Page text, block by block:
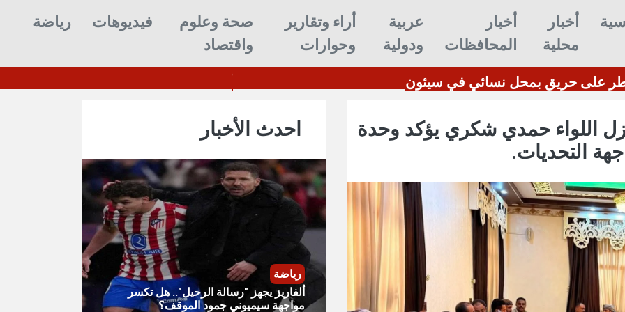
أخبار
محلية
أخبار
المحافظات
عربية
ودولية
أراء وتقارير
وحوارات
صحة وعلوم
واقتصاد
فيديوهات رياضة
الدفاع المدني يسيطر على حريق بمحل نسائي في سيئون
اللواء حمدي شكري يؤكد وحدة
التحديات.
احدث الأخبار
رياضة
ألفاريز يجهز "رسالة الرحيل".. هل تكسر
مواجهة سيميوني جمود الموقف؟